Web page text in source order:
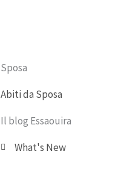
Sposa
Abiti da Sposa
Il blog Essaouira
What's New